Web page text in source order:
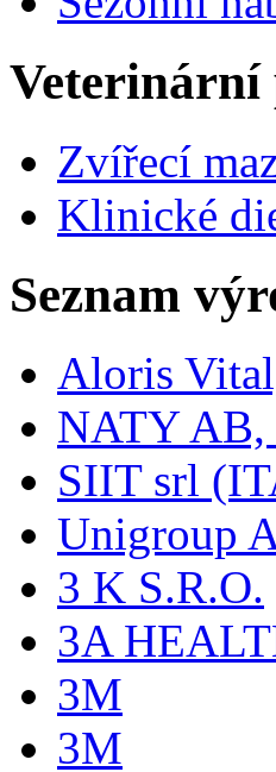
Zvířecí
Klinické
Seznam
Aloris
NATY AB,
SIIT srl
Unigroup
3 K S.R.O.
3A
3M
3M